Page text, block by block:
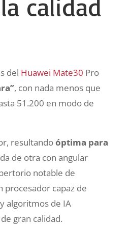
calidad
del Huawei Mate30 Pro
, con nada menos que
51.200 en modo de
resultandoóptima para
de otra con angular
notable de
procesador capaz de
algoritmos de IA
gran calidad.